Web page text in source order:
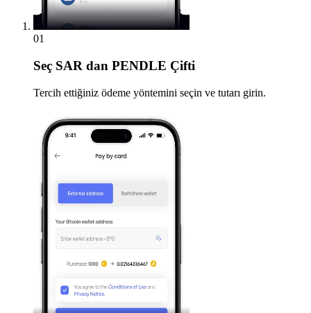
01
Seç SAR dan PENDLE Çifti
Tercih ettiğiniz ödeme yöntemini seçin ve tutarı girin.